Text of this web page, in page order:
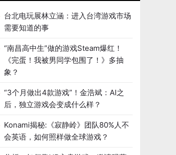
台北电玩展林立涵：进入台湾游戏市场
需要知道的事
“南昌高中生”做的游戏Steam爆红！
《完蛋！我被男同学包围了！》多抽
象？
“3个月做出4款游戏”！金浩斌：AI之
后，独立游戏会变成什么样？
Konami揭秘:《寂静岭》团队80%人不
会英语，如何照样做全球游戏？